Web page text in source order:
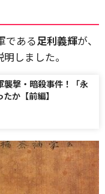
である足利義輝が、
しました。
襲撃・暗殺事件！「永
か【前編】